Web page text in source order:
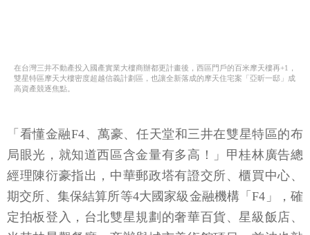
在台灣三井不動產投入國產實業大樓商辦都更計畫後，西區門戶的百米摩天樓再+1，
雙星特區摩天大樓密度超越信義計劃區，也讓全新落成的摩天住宅案「亞昕一邸」成
高資產競逐焦點。
「看懂金融F4、萬豪、任天堂和三井在雙星特區的布
局眼光，就知道西區含金量有多高！」甲桂林廣告總
經理陳衍豪指出，中華郵政塔有證交所、櫃買中心、
期交所、集保結算所等4大國家級金融機構「F4」，確
定拍板登入，台北雙星規劃的奢華百貨、星級飯店、